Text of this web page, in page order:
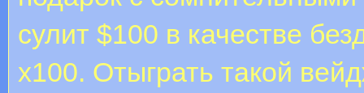
сулит $100 в качестве
х100. Отыграть такой